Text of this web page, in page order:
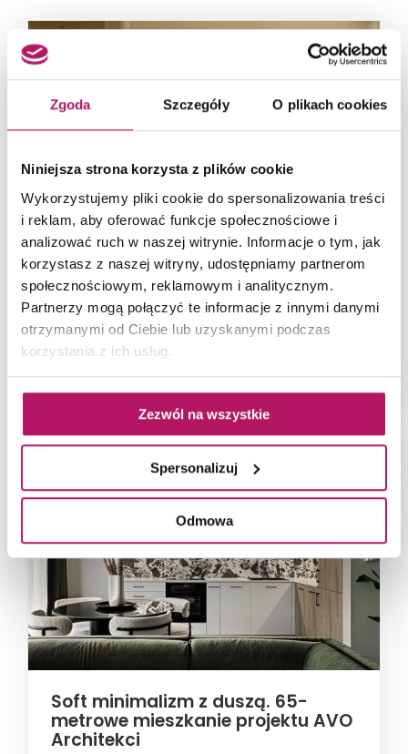
Zgoda Szczegóły O plikach cookies
Niniejsza strona korzysta z plików cookie
Wykorzystujemy pliki cookie do spersonalizowania treści
i reklam, aby oferować funkcje społecznościowe i
analizować ruch w naszej witrynie. Informacje o tym, jak
korzystasz z naszej witryny, udostępniamy partnerom
społecznościowym, reklamowym i analitycznym.
Partnerzy mogą połączyć te informacje z innymi danymi
otrzymanymi od Ciebie lub uzyskanymi podczas
korzystania z ich usług.
Zezwól na wszystkie
Spersonalizuj
Odmowa
66-metrowy apartament:
przystań dla nowoczesnej
nomadki
Młoda, żyjąca dynamicznie inwestorka przez
lata kursowała między światowymi
metropoliami...
Soft minimalizm z duszą. 65-
metrowe mieszkanie projektu AVO
Architekci